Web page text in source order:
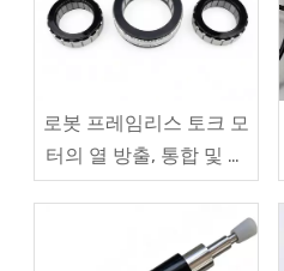
로봇 프레임리스 토크 모
터의 열 방출, 통합 및 비
용 문제